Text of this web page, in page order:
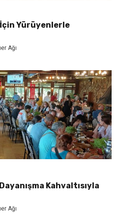
İçin Yürüyenlerle
Ağı
Kahvaltısıyla
Ağı